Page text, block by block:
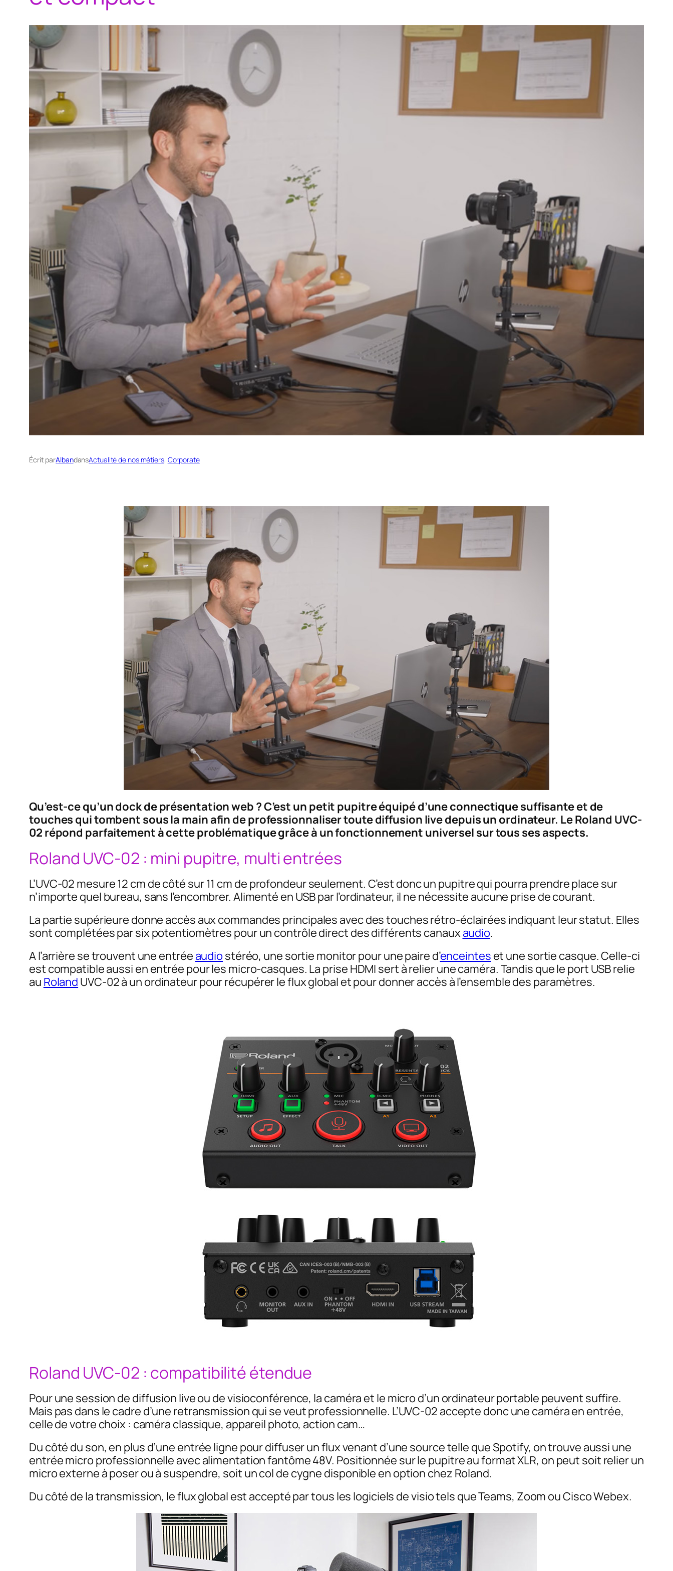
Écrit parAlbandansActualité de nos métiers, Corporate
Qu’est-ce qu’un dock de présentation web ? C’est un petit pupitre équipé d’une connectique suffisante et de
touches qui tombent sous la main afin de professionnaliser toute diffusion live depuis un ordinateur. Le Roland UVC-
02 répond parfaitement à cette problématique grâce à un fonctionnement universel sur tous ses aspects.
Roland UVC-02 : mini pupitre, multi entrées
L’UVC-02 mesure 12 cm de côté sur 11 cm de profondeur seulement. C’est donc un pupitre qui pourra prendre place sur
n’importe quel bureau, sans l’encombrer. Alimenté en USB par l’ordinateur, il ne nécessite aucune prise de courant.
La partie supérieure donne accès aux commandes principales avec des touches rétro-éclairées indiquant leur statut. Elles
sont complétées par six potentiomètres pour un contrôle direct des différents canaux audio.
A l’arrière se trouvent une entrée audiostéréo, une sortie monitorpour une paire d’enceintes et une sortie casque. Celle-ci
est compatible aussi en entrée pour les micro-casques. La prise HDMI sert à relier une caméra. Tandis que le port USB relie
au Roland UVC-02 à un ordinateur pour récupérer le flux global et pour donner accès à l’ensemble des paramètres.
Roland UVC-02 : compatibilité étendue
Pour une session de diffusion live ou de visioconférence, la caméra et le micro d’un ordinateur portable peuvent suffire.
Mais pas dans le cadre d’une retransmission qui se veut professionnelle. L’UVC-02 accepte donc une caméra en entrée,
celle de votre choix : caméra classique, appareil photo, action cam…
Du côté du son, en plus d’une entrée ligne pour diffuser un flux venant d’une source telle que Spotify, on trouve aussi une
entrée micro professionnelle avec alimentation fantôme 48V. Positionnée sur le pupitre au format XLR, on peut soit relier un
micro externe à poser ou à suspendre, soit un col de cygne disponible en option chez Roland.
Du côté de la transmission, le flux global est accepté par tous les logiciels de visio tels que Teams, Zoom ou Cisco Webex.